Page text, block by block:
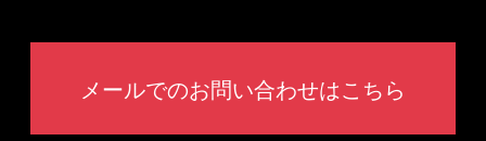
メールでのお問い合わせはこちら